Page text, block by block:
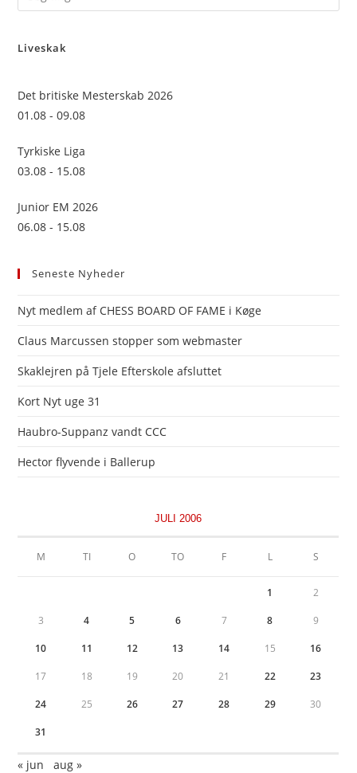
Liveskak
Det britiske Mesterskab 2026
01.08 - 09.08
Tyrkiske Liga
03.08 - 15.08
Junior EM 2026
06.08 - 15.08
Seneste Nyheder
Nyt medlem af CHESS BOARD OF FAME i Køge
Claus Marcussen stopper som webmaster
Skaklejren på Tjele Efterskole afsluttet
Kort Nyt uge 31
Haubro-Suppanz vandt CCC
Hector flyvende i Ballerup
JULI 2006
M TI O TO F L S
1 2
3 4 5 6 7 8 9
10 11 12 13 14 15 16
17 18 19 20 21 22 23
24 25 26 27 28 29 30
31
« jun aug »